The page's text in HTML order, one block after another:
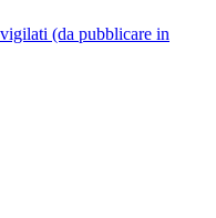
(da pubblicare in